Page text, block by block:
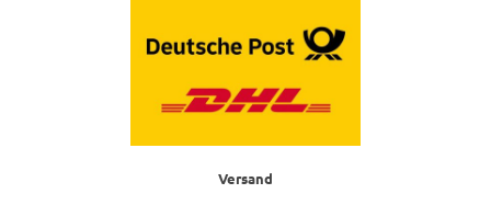
Versand